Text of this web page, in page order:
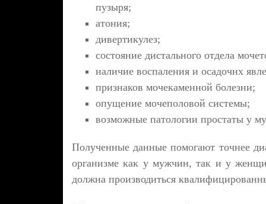
пузыря;
атония;
дивертикулез;
состояние дистального отдела
наличие воспаления и осадочнх
признаков мочекаменной болезни;
опущение мочеполовой системы;
возможные патологии простаты у
Полученные данные помогают точнее
организме как у мужчин, так и у
должна производиться